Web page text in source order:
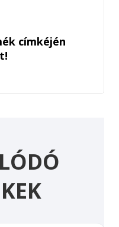
címkéjén